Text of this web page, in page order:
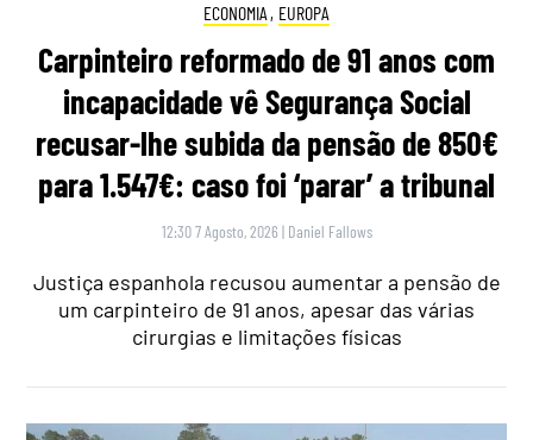
ECONOMIA , EUROPA
Carpinteiro reformado de 91 anos com
incapacidade vê Segurança Social
recusar-lhe subida da pensão de 850€
para 1.547€: caso foi ‘parar’ a tribunal
12:30 7 Agosto, 2026 | Daniel Fallows
Justiça espanhola recusou aumentar a pensão de
um carpinteiro de 91 anos, apesar das várias
cirurgias e limitações físicas